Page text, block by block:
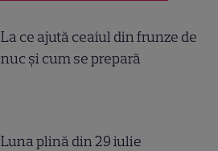
La ce ajută ceaiul din frunze de
nuc și cum se prepară
Luna plină din 29 iulie